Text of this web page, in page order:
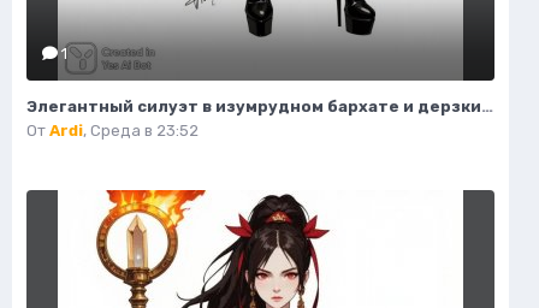
1
Элегантный силуэт в изумрудном бархате и дерзких ботфортах. Нейросеть Flux 1
От Ardi, Среда в 23:52